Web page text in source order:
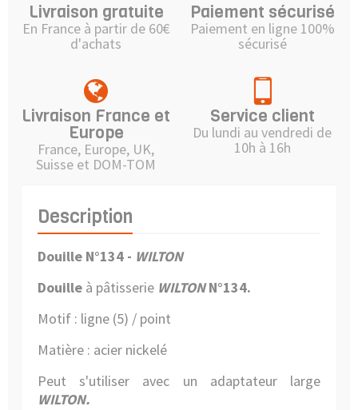
Livraison gratuite
En France à partir de 60€
d'achats
Paiement sécurisé
Paiement en ligne 100%
sécurisé
Livraison France et
Europe
France, Europe, UK,
Suisse et DOM-TOM
Service client
Du lundi au vendredi de
10h à 16h
Description
Douille N°134 - WILTON
Douille à pâtisserie WILTONN°134.
Motif : ligne (5) / point
Matière : acier nickelé
Peut s'utiliser avec un adaptateur large
WILTON.